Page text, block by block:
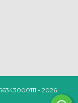
- 2026.